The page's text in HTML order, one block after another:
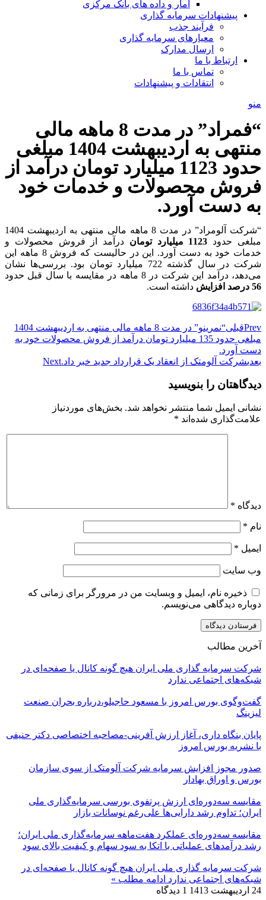
آمار و داده های بانک مرکزی
پیشنهادات سرمایه گذاری
فرآیند جذب
معیارهای سرمایه گذاری
ارسال مدارک
ارتباط با ما
تماس با ما
انتقادات و پیشنهادات
منو
“فمراد” در مدت 8 ماهه مالی
منتهی به اردیبهشت 1404 مبلغی
حدود 1123 میلیارد تومان درآمد از
فروش محصولات و خدمات خود
به دست آورد.
“شرکت آلومراد” در مدت 8 ماهه مالی منتهی به اردیبهشت 1404
مبلغی حدود 1123 میلیارد تومان
درآمد از فروش محصولات و
خدمات خود به دست آورد. این در حالیست که فروش 8 ماهه این
شرکت در سال گذشته 722 میلیارد تومان بود. بررسی‌ها نشان
می‌دهد، درآمد این شرکت در 8 ماهه در مقایسه با سال قبل حدود
56 درصد افزایش
داشته است.
Prevقبلی
“نمرینو” در مدت 8 ماهه مالی منتهی به اردیبهشت 1404
مبلغی حدود 135 میلیارد تومان درآمد از فروش محصولات خود به
دست آورد.
بعدیشرکت آلومتک از انعقاد یک قرارداد جدید خبر داد.Next
دیدگاهتان را بنویسید
نشانی ایمیل شما منتشر نخواهد شد. بخش‌های موردنیاز
علامت‌گذاری شده‌اند *
دیدگاه *
نام *
ایمیل *
وب‌ سایت
ذخیره نام، ایمیل و وبسایت من در مرورگر برای زمانی که
دوباره دیدگاهی می‌نویسم.
آخرین مطالب
شرکت سرمایه گذاری ملی ایران هیچ گونه کانال یا صفحه‌ای در
شبکه‌های اجتماعی ندارد
گفت‌وگوی بورس امروز با مسعود حاجیلو،درباره بحران صنعت
لیزینگ
پایان بنگاه داری، آغاز ارزش آفرینی-مصاحبه اختصاصی دکتر حنیفی
با نشریه بورس امروز
صدور مجوز افزایش سرمایه شرکت آلومتک از سوی سازمان
بورس و اوراق بهادار
مقایسه سه‌دوره‌ای ارزش پرتفوی بورسی سرمایه‌گذاری ملی
ایران؛ تداوم رشد دارایی‌ها علی‌رغم نوسانات بازار
مقایسه سه‌دوره‌ای عملکرد هفت‌ماهه سرمایه‌گذاری ملی ایران؛
رشد درآمدهای عملیاتی با اتکا به سود سهام و کیفیت بالای سود
شرکت سرمایه گذاری ملی ایران هیچ گونه کانال یا صفحه‌ای در
شبکه‌های اجتماعی ندارد ادامه مطلب »
24 اردیبهشت 1413
1 دیدگاه